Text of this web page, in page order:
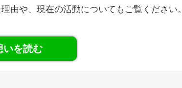
由や、現在の活動についてもご覧ください。
いを読む